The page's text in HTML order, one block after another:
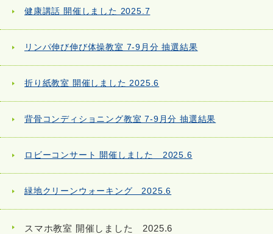
健康講話 開催しました 2025.7
リンパ伸び伸び体操教室 7-9月分 抽選結果
折り紙教室 開催しました 2025.6
背骨コンディショニング教室 7-9月分 抽選結果
ロビーコンサート 開催しました 2025.6
緑地クリーンウォーキング 2025.6
スマホ教室 開催しました 2025.6